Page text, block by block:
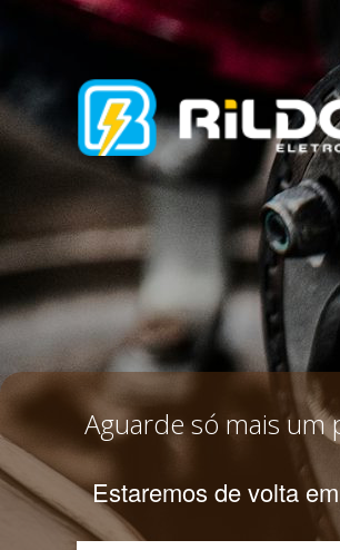
Aguarde só mais um
Estaremos de volta